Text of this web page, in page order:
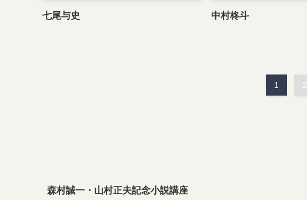
七尾与史 中村柊斗
1 2
森村誠一・山村正夫記念小説講座